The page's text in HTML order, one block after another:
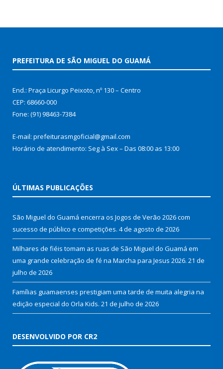
PREFEITURA DE SÃO MIGUEL DO GUAMÁ
End.: Praça Licurgo Peixoto, nº 130 – Centro
CEP: 68660-000
Fone: (91) 98463-7384
E-mail: prefeiturasmgoficial@gmail.com
Horário de atendimento: Seg à Sex – Das 08:00 as 13:00
ÚLTIMAS PUBLICAÇÕES
São Miguel do Guamá encerra os Jogos de Verão 2026 com
sucesso de público e competições. 4 de agosto de 2026
Milhares de fiéis tomam as ruas de São Miguel do Guamá em
uma grande celebração de fé na Marcha para Jesus 2026. 21 de
julho de 2026
Famílias guamaenses prestigiam uma tarde de muita alegria na
edição especial do Orla Kids. 21 de julho de 2026
DESENVOLVIDO POR CR2